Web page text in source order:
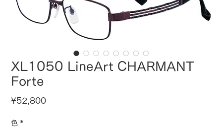
XL1050 LineArt CHARMANT
Forte
¥52,800Price
色 *